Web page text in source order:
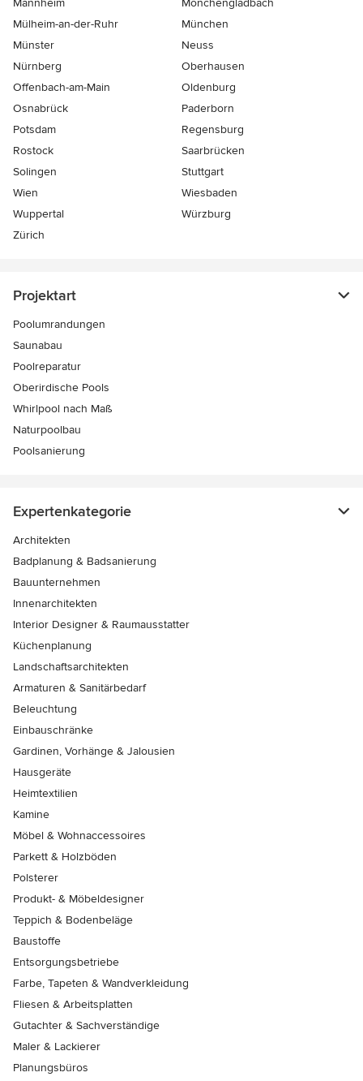
Mannheim
Mönchen­gladbach
Mülheim-an-der-Ruhr
München
Münster
Neuss
Nürnberg
Oberhausen
Offenbach-am-Main
Oldenburg
Osnabrück
Paderborn
Potsdam
Regensburg
Rostock
Saarbrücken
Solingen
Stuttgart
Wien
Wiesbaden
Wuppertal
Würzburg
Zürich
Projektart
Poolumrandungen
Saunabau
Poolreparatur
Oberirdische Pools
Whirlpool nach Maß
Naturpoolbau
Poolsanierung
Expertenkategorie
Architekten
Badplanung & Badsanierung
Bauunternehmen
Innenarchitekten
Interior Designer & Raumausstatter
Küchenplanung
Landschaftsarchitekten
Armaturen & Sanitärbedarf
Beleuchtung
Einbauschränke
Gardinen, Vorhänge & Jalousien
Hausgeräte
Heimtextilien
Kamine
Möbel & Wohnaccessoires
Parkett & Holzböden
Polsterer
Produkt- & Möbeldesigner
Teppich & Bodenbeläge
Baustoffe
Entsorgungsbetriebe
Farbe, Tapeten & Wandverkleidung
Fliesen & Arbeitsplatten
Gutachter & Sachverständige
Maler & Lackierer
Planungsbüros